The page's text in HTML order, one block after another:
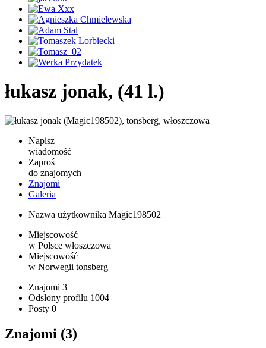
łukasz jonak, (41 l.)
Napisz
wiadomość
Zaproś
do znajomych
Znajomi
Galeria
Nazwa użytkownika Magic198502
Miejscowość
w Polsce włoszczowa
Miejscowość
w Norwegii tonsberg
Znajomi 3
Odsłony profilu 1004
Posty 0
Znajomi (3)